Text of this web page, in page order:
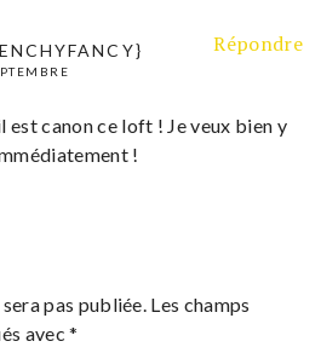
Répondre
est canon ce loft ! Je veux bien y
!
pas publiée. Les champs
avec*